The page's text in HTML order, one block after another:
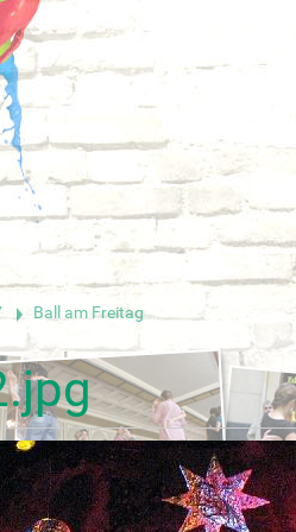
Ball am Freitag